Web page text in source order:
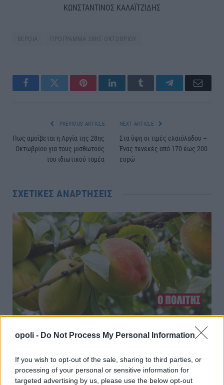
opoli - Do Not Process My Personal Information
If you wish to opt-out of the sale, sharing to third parties, or
processing of your personal or sensitive information for
targeted advertising by us, please use the below opt-out
ΚΩΝΣΤΑΝΤΙΝΟΣ ΚΑΛΑΪΤΖΙΔΗΣ
ΒΕΡΟΙΑ ΠΡΟΓΡΑΜΜΑ 28ΗΣ ΟΚΤΩΒΡΙΟΥ
FacebookTwitter PinterestLinkedInTumblr TelegramEmail
PREVIOUS ARTICLE
Πως αμοίβεται η Αργία της 28ης
Οκτωβρίου για τους μισθωτούς
του ιδιωτικού τομέα
NEXT ARTICLE
Στα ύψη οι τιμές ελαιόλαδου –
Ένας τενεκές από 170 έως 200
ευρώ
ΣΧΕΤΙΚΈΣ ΑΝΑΡΤΉΣΕΙΣ
Τιμές και παραμορφωμένα στο επίκεντρο
τον πρόεδρο του Συλλόγου Γεωργών Βέροιας
Τετάρτη, 5 Αυγούστου 2026 10:38 ΠΜ